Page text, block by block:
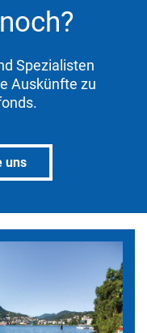
Spezialisten
Auskünfte zu
uns